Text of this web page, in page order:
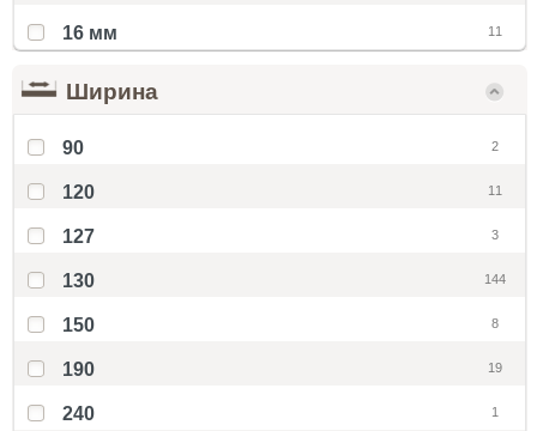
16 мм 11
Ширина
90 2
120 11
127 3
130 144
150 8
190 19
240 1